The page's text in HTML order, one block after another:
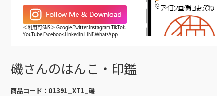
＜利用可SNS＞ Google.Twitter.Instagram.TikTok.
YouTube.Facebook.LinkedIn.LINE.WhatsApp
磯さんのはんこ・印鑑
商品コード： 01391_XT1_磯